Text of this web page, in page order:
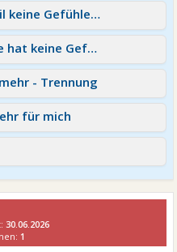
Unerwartete Trennung weil keine Gefühle mehr vorhanden
Nach 5 Jahren Trennung Sie hat keine Gefühle mehr
- Trennung
für mich
30.06.2026
1